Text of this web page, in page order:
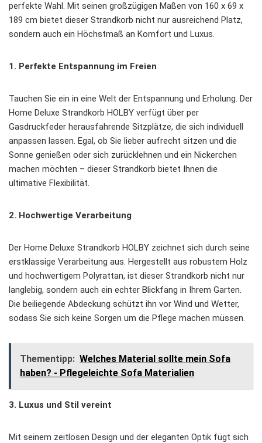
perfekte Wahl. Mit seinen großzügigen Maßen von 160 x 69 x
189 cm bietet dieser Strandkorb nicht nur ausreichend Platz,
sondern auch ein Höchstmaß an Komfort und Luxus.
1. Perfekte Entspannung im Freien
Tauchen Sie ein in eine Welt der Entspannung und Erholung. Der
Home Deluxe Strandkorb HOLBY verfügt über per
Gasdruckfeder herausfahrende Sitzplätze, die sich individuell
anpassen lassen. Egal, ob Sie lieber aufrecht sitzen und die
Sonne genießen oder sich zurücklehnen und ein Nickerchen
machen möchten – dieser Strandkorb bietet Ihnen die
ultimative Flexibilität.
2. Hochwertige Verarbeitung
Der Home Deluxe Strandkorb HOLBY zeichnet sich durch seine
erstklassige Verarbeitung aus. Hergestellt aus robustem Holz
und hochwertigem Polyrattan, ist dieser Strandkorb nicht nur
langlebig, sondern auch ein echter Blickfang in Ihrem Garten.
Die beiliegende Abdeckung schützt ihn vor Wind und Wetter,
sodass Sie sich keine Sorgen um die Pflege machen müssen.
Thementipp: Welches Material sollte mein Sofa
haben? - Pflegeleichte Sofa Materialien
3. Luxus und Stil vereint
Mit seinem zeitlosen Design und der eleganten Optik fügt sich